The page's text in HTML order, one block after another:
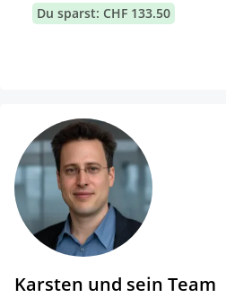
Du sparst: CHF 133.50
Karsten und sein Team